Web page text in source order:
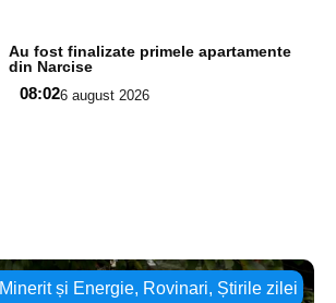
Au fost finalizate primele apartamente
din Narcise
08:026 august 2026
Minerit și Energie, Rovinari, Știrile zilei